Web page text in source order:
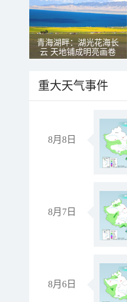
青海湖畔：湖光花海长
云 天地铺成明亮画卷
重大天气事件
8月8日
8月7日
8月6日